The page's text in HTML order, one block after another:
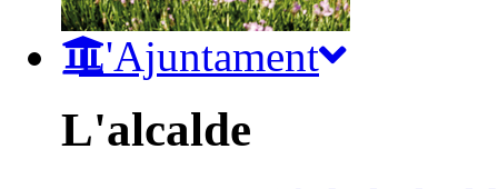
L'Ajuntament
L'alcalde